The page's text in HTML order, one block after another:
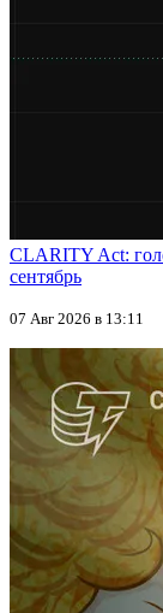
CLARITY Act:
сентябрь
07 Авг 2026 в 13:11